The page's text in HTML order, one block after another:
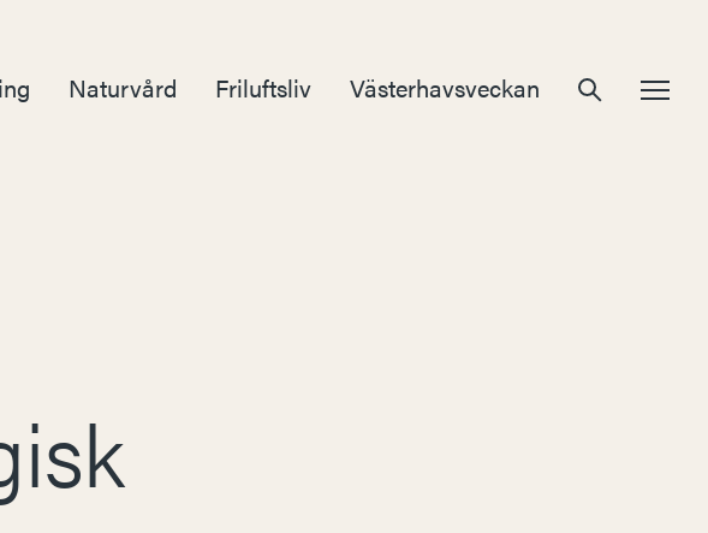
Naturvård Friluftsliv Västerhavsveckan